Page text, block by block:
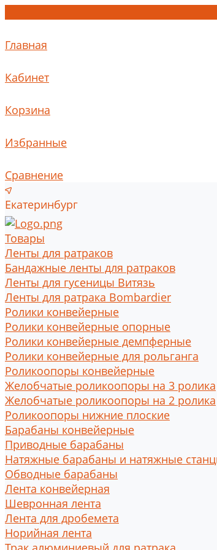
Главная
Кабинет
Корзина
Избранные
Сравнение
Екатеринбург
Товары
Ленты для ратраков
Бандажные ленты для ратраков
Ленты для гусеницы Витязь
Ленты для ратрака Bombardier
Ролики конвейерные
Ролики конвейерные опорные
Ролики конвейерные демпферные
Ролики конвейерные для рольганга
Роликоопоры конвейерные
Желобчатые роликоопоры на 3 ролика
Желобчатые роликоопоры на 2 ролика
Роликоопоры нижние плоские
Барабаны конвейерные
Приводные барабаны
Натяжные барабаны и натяжные
Обводные барабаны
Лента конвейерная
Шевронная лента
Лента для дробемета
Норийная лента